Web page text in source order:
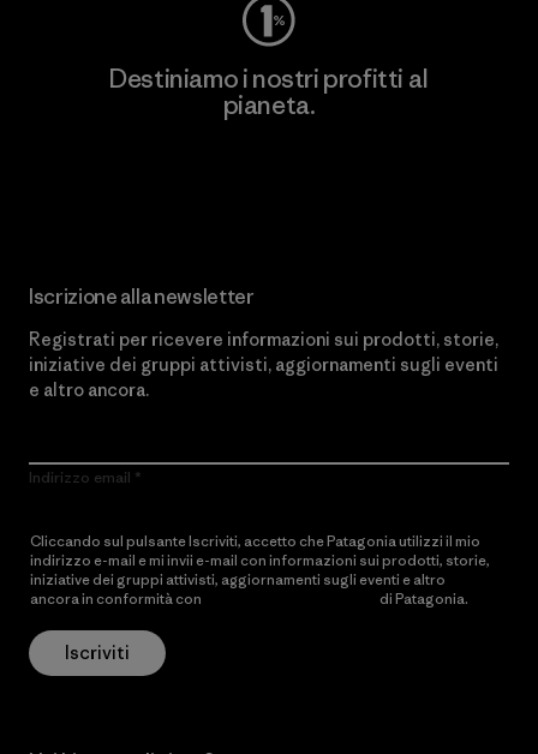
Destiniamo i nostri profitti al
pianeta.
Iscrizione alla newsletter
Registrati per ricevere informazioni sui prodotti, storie,
iniziative dei gruppi attivisti, aggiornamenti sugli eventi
e altro ancora.
Indirizzo email
Cliccando sul pulsante Iscriviti, accetto che Patagonia utilizzi il mio
indirizzo e-mail e mi invii e-mail con informazioni sui prodotti, storie,
iniziative dei gruppi attivisti, aggiornamenti sugli eventi e altro
ancora in conformità con
di Patagonia.
Iscriviti